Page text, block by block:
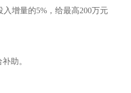
增量的5%，给最高200万元
助。